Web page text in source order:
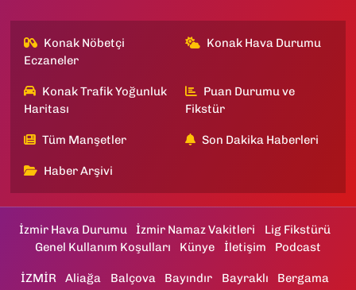
Konak Nöbetçi
Eczaneler
Konak Hava Durumu
Konak Trafik Yoğunluk
Haritası
Puan Durumu ve
Fikstür
Tüm Manşetler Son Dakika Haberleri
Haber Arşivi
İzmir Hava Durumu İzmir Namaz Vakitleri
Lig Fikstürü
Genel Kullanım Koşulları
Künye İletişim Podcast
İZMİR Aliağa Balçova Bayındır Bayraklı
Bergama